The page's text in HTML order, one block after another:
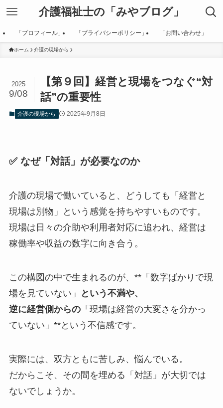
介護福祉士の「みやブログ」
「プロフィール」 「プライバシーポリシー」 「お問い合わせ」
ホーム 介護の現場から
【第９回】経営と現場をつなぐ“対
話”の重要性
2025
9/08
介護の現場から 2025年9月8日
✅ なぜ「対話」が必要なのか
介護の現場で働いていると、どうしても「経営と
現場は別物」という感覚を持ちやすいものです。
現場は日々の介助や利用者対応に追われ、経営は
稼働率や収益の数字に向き合う。
この構図の中で生まれるのが、**「数字ばかりで現
場を見ていない」
という不満や、
逆に経営側からの「現場は経営の大変さを分かっ
ていない」**という不信感です。
実際には、双方ともに苦しみ、悩んでいる。
だからこそ、その間を埋める「対話」が大切では
ないでしょうか。